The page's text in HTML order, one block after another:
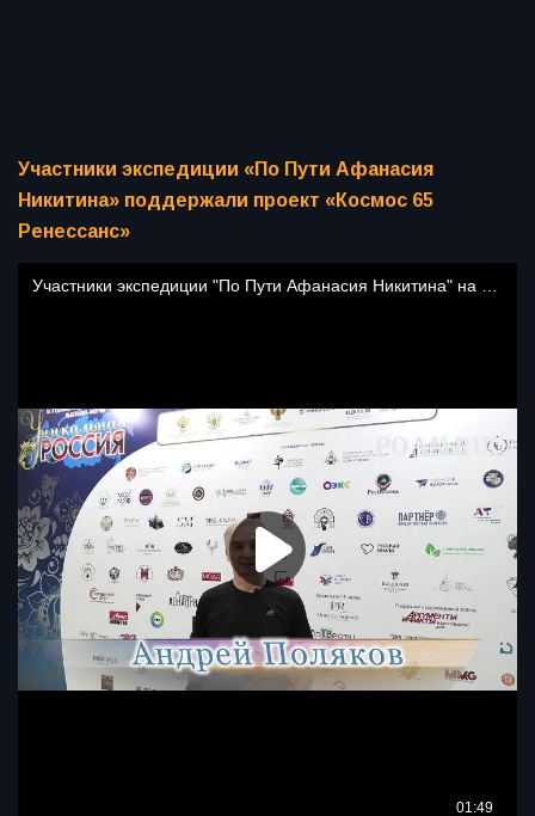
Участники экспедиции «По Пути Афанасия
Никитина» поддержали проект «Космос 65
Ренессанс»